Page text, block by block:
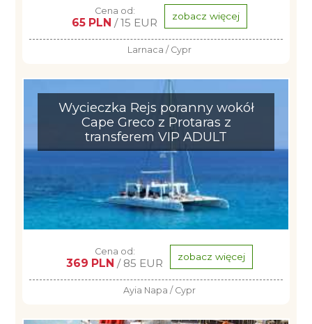
Cena od:
65 PLN / 15 EUR zobacz więcej
Larnaca / Cypr
Wycieczka Rejs poranny wokół
Cape Greco z Protaras z
transferem VIP ADULT
Cena od:
369 PLN / 85 EUR zobacz więcej
Ayia Napa / Cypr